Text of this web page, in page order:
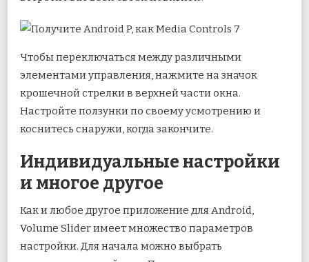
Чтобы переключаться между различными
элементами управления, нажмите на значок
крошечной стрелки в верхней части окна.
Настройте ползунки по своему усмотрению и
коснитесь снаружи, когда закончите.
Индивидуальные настройки
и многое другое
Как и любое другое приложение для Android,
Volume Slider имеет множество параметров
настройки. Для начала можно выбрать